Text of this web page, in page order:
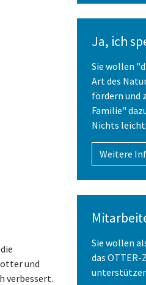
und
verbessert.
Ja, ich
Sie wollen
Art des
fördern und
Familie"
Nichts
Weitere
Sie wollen
das OTTER-